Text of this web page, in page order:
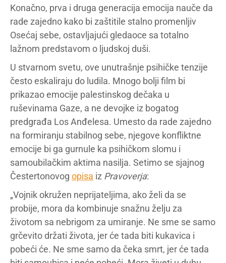
Konačno, prva i druga generacija emocija nauče da
rade zajedno kako bi zaštitile stalno promenljiv
Osećaj sebe, ostavljajući gledaoce sa totalno
lažnom predstavom o ljudskoj duši.
U stvarnom svetu, ove unutrašnje psihičke tenzije
često eskaliraju do ludila. Mnogo bolji film bi
prikazao emocije palestinskog dečaka u
ruševinama Gaze, a ne devojke iz bogatog
predgrađa Los Anđelesa. Umesto da rade zajedno
na formiranju stabilnog sebe, njegove konfliktne
emocije bi ga gurnule ka psihičkom slomu i
samoubilačkim aktima nasilja. Setimo se sjajnog
Čestertonovog opisa iz Pravoverja:
„Vojnik okružen neprijateljima, ako želi da se
probije, mora da kombinuje snažnu želju za
životom sa nebrigom za umiranje. Ne sme se samo
grčevito držati života, jer će tada biti kukavica i
pobeći će. Ne sme samo da čeka smrt, jer će tada